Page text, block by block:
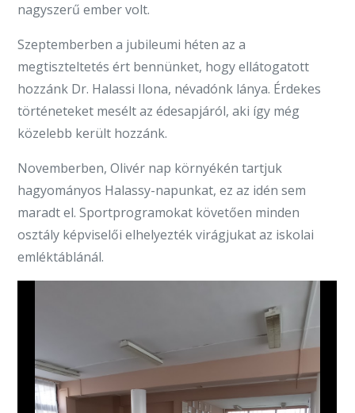
nagyszerű ember volt.
Szeptemberben a jubileumi héten az a
megtiszteltetés ért bennünket, hogy ellátogatott
hozzánk Dr. Halassi Ilona, névadónk lánya. Érdekes
történeteket mesélt az édesapjáról, aki így még
közelebb került hozzánk.
Novemberben, Olivér nap környékén tartjuk
hagyományos Halassy-napunkat, ez az idén sem
maradt el. Sportprogramokat követően minden
osztály képviselői elhelyezték virágjukat az iskolai
emléktáblánál.